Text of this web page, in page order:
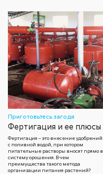
Приготовьтесь загодя
Фертигация и ее плюсы
Фертигация – это внесение удобрений
с поливной водой, при котором
питательные растворы вносят прямо в
систему орошения. В чем
преимущества такого метода
организации питания растений?